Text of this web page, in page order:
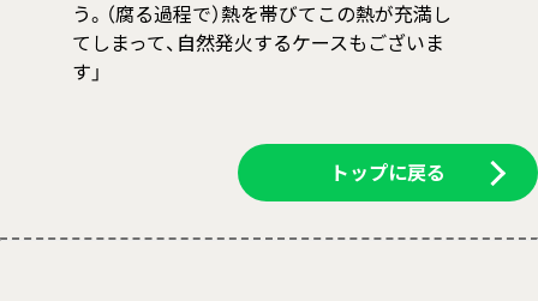
う。（腐る過程で）熱を帯びてこの熱が充満し
てしまって、自然発火するケースもございま
す」
トップに戻る